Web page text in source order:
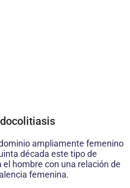
ampliamente femenino
década este tipo de
hombre con una relación de
femenina.